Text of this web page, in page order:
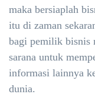
maka bersiaplah
itu di zaman
bagi pemilik bisnis
sarana untuk
informasi lainnya
dunia.